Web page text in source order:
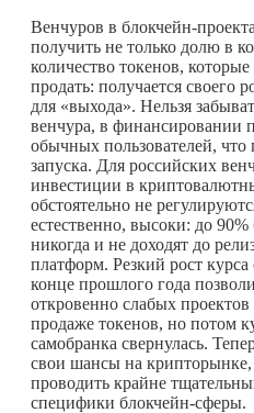
Венчуров в блокчейн-
получить не только долю в
количество токенов,
продать: получается своего
для «выхода». Нельзя
венчура, в финансировании
обычных пользователей, что
запуска. Для российских
инвестиции в
обстоятельно не
естественно, высоки: до
никогда и не доходят до
платформ. Резкий рост
конце прошлого года
откровенно слабых
продаже токенов, но потом
самобранка свернулась.
свои шансы на крипторынке,
проводить крайне
специфики блокчейн-сферы.